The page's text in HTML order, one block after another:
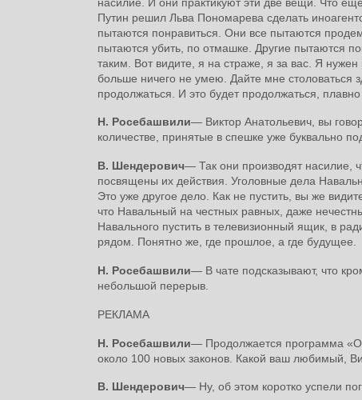
Путин решил Льва Пономарева сделать
пытаются понравиться. Они все пытаются
пытаются убить, по отмашке. Другие пытаются
таким. Вот видите, я на страже, я за вас. Я
больше ничего не умею. Дайте мне столоваться
продолжаться. И это будет продолжаться,
Н. Росебашвили― Виктор Анатольевич, вы
количестве, принятые в спешке уже буквально
В. Шендерович― Так они производят насилие,
посвящены их действия. Уголовные дела
Это уже другое дело. Как не пустить, вы же
что Навальный на честных равных, даже
Навального пустить в телевизионный ящик, в
рядом. Понятно же, где прошлое, а где будущее.
Н. Росебашвили― В чате подсказывают, что
небольшой перерыв.
РЕКЛАМА
Н. Росебашвили― Продолжается программа
около 100 новых законов. Какой ваш любимый,
В. Шендерович― Ну, об этом коротко успели